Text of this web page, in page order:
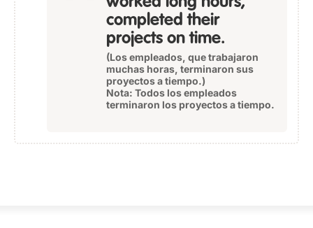
completed their
projects on time.
(Los empleados, que trabajaron
muchas horas, terminaron sus
proyectos a tiempo.)
Nota: Todos los empleados
terminaron los proyectos a tiempo.